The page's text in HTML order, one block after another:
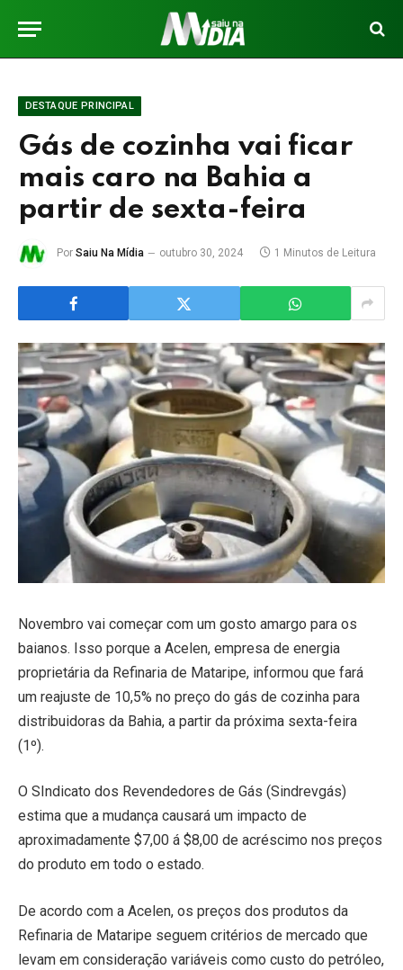
DESTAQUE PRINCIPAL
Gás de cozinha vai ficar
mais caro na Bahia a
partir de sexta-feira
Por Saiu Na Mídia outubro 30, 2024 1 Minutos de Leitura
Novembro vai começar com um gosto amargo para os
baianos. Isso porque a Acelen, empresa de energia
proprietária da Refinaria de Mataripe, informou que fará
um reajuste de 10,5% no preço do gás de cozinha para
distribuidoras da Bahia, a partir da próxima sexta-feira
(1º).
O SIndicato dos Revendedores de Gás (Sindrevgás)
estima que a mudança causará um impacto de
aproximadamente $7,00 á $8,00 de acréscimo nos preços
do produto em todo o estado.
De acordo com a Acelen, os preços dos produtos da
Refinaria de Mataripe seguem critérios de mercado que
levam em consideração variáveis como custo do petróleo,